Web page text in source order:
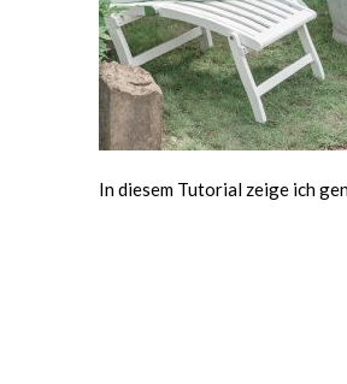
In diesem Tutorial zeige ich